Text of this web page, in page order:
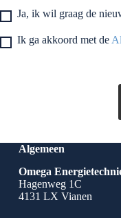
Ja, ik wil graag de
Ik ga akkoord met de
Algemeen
Omega
Hagenweg 1C
4131 LX Vianen